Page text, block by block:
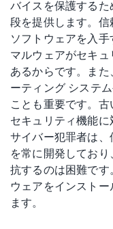
バイスを保護する
段を提供します。
ソフトウェアを入手
マルウェアがセキ
あるからです。ま
ーティング システ
ことも重要です。
セキュリティ機能に
サイバー犯罪者は
を常に開発してお
抗するのは困難で
ウェアをインスト
ます。